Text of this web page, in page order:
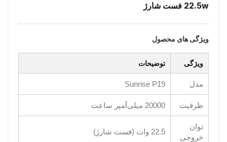
22.5w فست شارژ
ویژگی های محصول
ویژگی توضیحات
مدل Sunrise P19
ظرفیت 20000 میلی‌آمپر ساعت
توان
خروجی
22.5 وات (فست شارژ)